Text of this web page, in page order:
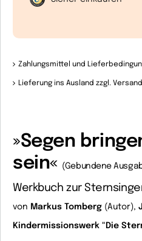
Zahlungsmittel und
Lieferung ins Ausland zzgl.
»Segen
sein« (Gebundene
Werkbuch zur
von Markus Tomberg (Autor),
Kindermissionswerk "Die